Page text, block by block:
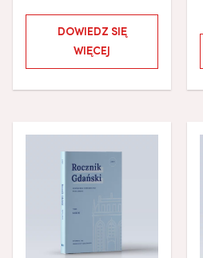
DOWIEDZ SIĘ
WIĘCEJ